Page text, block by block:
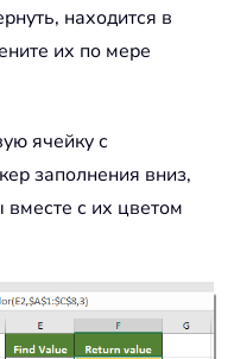
находится в
их по мере
ячейку с
заполнения вниз,
вместе с их цветом